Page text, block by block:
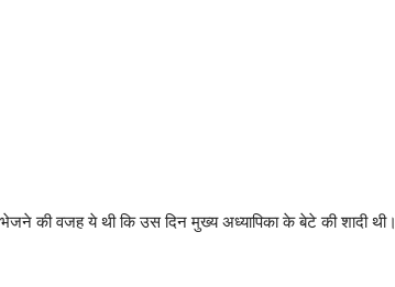
की वजह ये थी कि उस दिन मुख्य अध्यापिका के बेटे की शादी थी।